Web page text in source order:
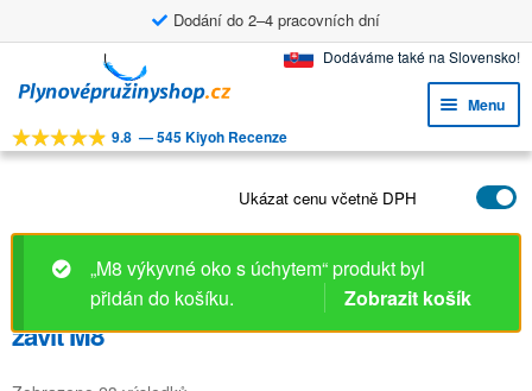
Dodání do 2–4 pracovních dní
na
k
webu
Dodáváme také na Slovensko!
Menu
NÁSTROJE
menu
ZÁKAZNICKÝ SERVIS
FAQ
9.8 —545 Kiyoh Recenze
Ukázat cenu včetně DPH
„M8 výkyvné oko s úchytem“ produkt byl
přidán do košíku.
Zobrazit košík
závit M8